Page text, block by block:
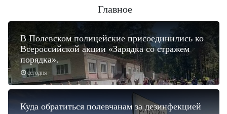
Главное
сегодня
В Полевском полицейские присоединились ко
Всероссийской акции «Зарядка со стражем
порядка».
Куда обратиться полевчанам за дезинфекцией